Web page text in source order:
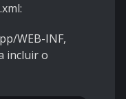
WEB-INF,
incluir o